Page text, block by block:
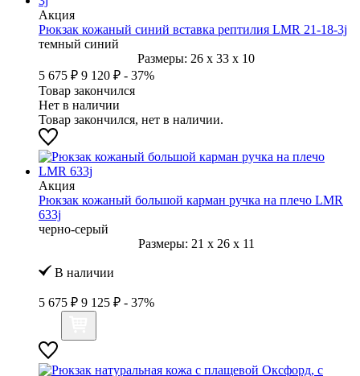
Акция
Рюкзак кожаный синий вставка рептилия LMR 21-18-3j
темный синий
Размеры: 26 x 33 x 10
5 675 ₽ 9 120 ₽ - 37%
Товар закончился
Нет в наличии
Товар закончился, нет в наличии.
Акция
Рюкзак кожаный большой карман ручка на плечо LMR
633j
черно-серый
Размеры: 21 x 26 x 11
В наличии
5 675 ₽ 9 125 ₽ - 37%